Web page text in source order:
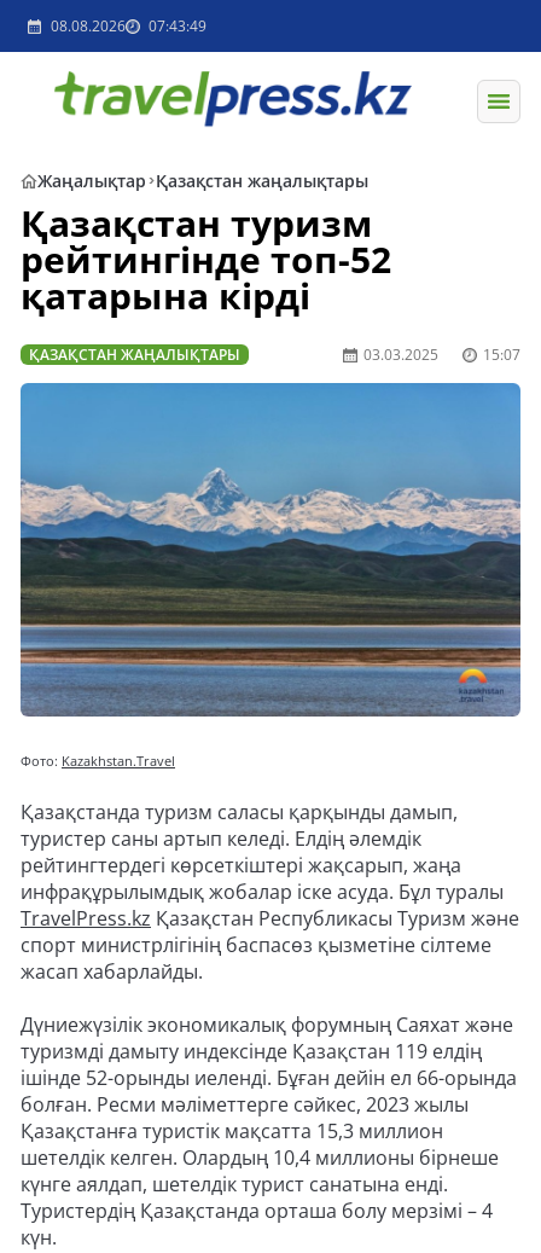
08.08.2026 07:43:49
Жаңалықтар Қазақстан жаңалықтары
Қазақстан туризм
рейтингінде топ-52
қатарына кірді
ҚАЗАҚСТАН ЖАҢАЛЫҚТАРЫ 03.03.2025 15:07
Фото: Kazakhstan.Travel
Қазақстанда туризм саласы қарқынды дамып,
туристер саны артып келеді. Елдің әлемдік
рейтингтердегі көрсеткіштері жақсарып, жаңа
инфрақұрылымдық жобалар іске асуда. Бұл туралы
TravelPress.kz Қазақстан Республикасы Туризм және
спорт министрлігінің баспасөз қызметіне сілтеме
жасап хабарлайды.
Дүниежүзілік экономикалық форумның Саяхат және
туризмді дамыту индексінде Қазақстан 119 елдің
ішінде 52-орынды иеленді. Бұған дейін ел 66-орында
болған. Ресми мәліметтерге сәйкес, 2023 жылы
Қазақстанға туристік мақсатта 15,3 миллион
шетелдік келген. Олардың 10,4 миллионы бірнеше
күнге аялдап, шетелдік турист санатына енді.
Туристердің Қазақстанда орташа болу мерзімі – 4
күн.